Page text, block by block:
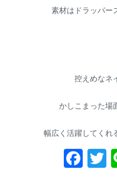
素材はドラッパー
控えめなネ
かしこまった場
幅広く活躍してくれ
Fa